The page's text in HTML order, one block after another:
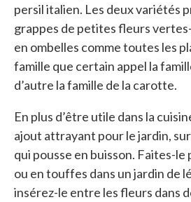
persil italien. Les deux variétés
grappes de petites fleurs
en ombelles comme toutes les
famille que certain appel la
d’autre la famille de la carotte.
En plus d’être utile dans la
ajout attrayant pour le jardin,
qui pousse en buisson. Faites-le
ou en touffes dans un jardin de
insérez-le entre les fleurs dans